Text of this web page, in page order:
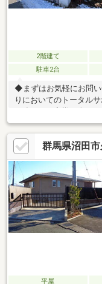
2階建て
駐車2台
◆まずはお気軽にお問い
りにおいてのトータル
に強く、お客様一人ひ
す。・スタッフ一同、
験知識が豊富なスタッ
す。・お問合せを受け
す。・その他物件情報
ください。
群馬県沼田
平屋